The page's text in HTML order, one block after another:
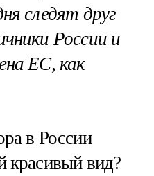
следят друг
России и
ЕС, как
в России
красивый вид?